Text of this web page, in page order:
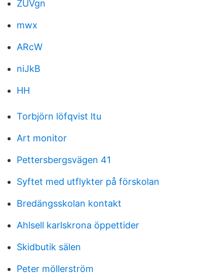
ZUVgn
mwx
ARcW
niJkB
HH
Torbjörn löfqvist ltu
Art monitor
Pettersbergsvägen 41
Syftet med utflykter på förskolan
Bredängsskolan kontakt
Ahlsell karlskrona öppettider
Skidbutik sälen
Peter möllerström